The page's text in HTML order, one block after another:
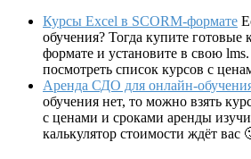
Курсы Excel в SCORM-формате
обучения? Тогда купите
формате и установите в свою
посмотреть список курсов с
Аренда СДО для онлайн-
обучения нет, то можно взять
с ценами и сроками аренды
калькулятор стоимости ждёт вас